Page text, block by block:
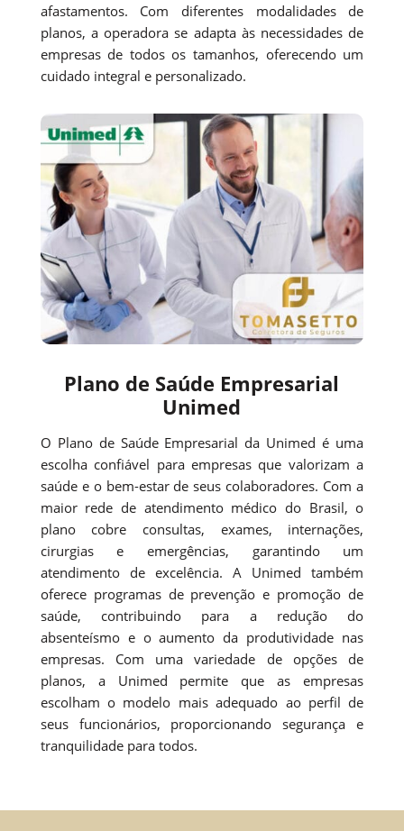
afastamentos. Com diferentes modalidades de
planos, a operadora se adapta às necessidades de
empresas de todos os tamanhos, oferecendo um
cuidado integral e personalizado.
Plano de Saúde Empresarial
Unimed
O Plano de Saúde Empresarial da Unimed é uma
escolha confiável para empresas que valorizam a
saúde e o bem-estar de seus colaboradores. Com a
maior rede de atendimento médico do Brasil, o
plano cobre consultas, exames, internações,
cirurgias e emergências, garantindo um
atendimento de excelência. A Unimed também
oferece programas de prevenção e promoção de
saúde, contribuindo para a redução do
absenteísmo e o aumento da produtividade nas
empresas. Com uma variedade de opções de
planos, a Unimed permite que as empresas
escolham o modelo mais adequado ao perfil de
seus funcionários, proporcionando segurança e
tranquilidade para todos.